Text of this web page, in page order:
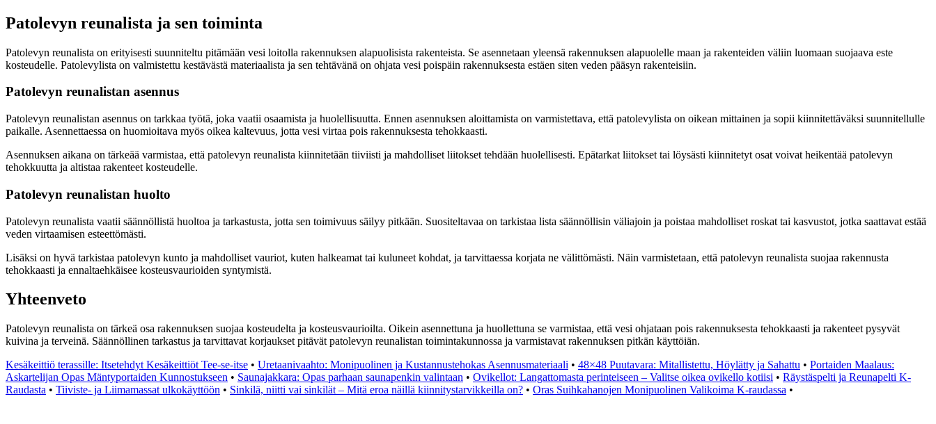
Patolevyn reunalista ja sen toiminta
Patolevyn reunalista on erityisesti suunniteltu pitämään vesi loitolla rakennuksen alapuolisista rakenteista. Se asennetaan yleensä rakennuksen alapuolelle maan ja rakenteiden väliin luomaan suojaava este
kosteudelle. Patolevylista on valmistettu kestävästä materiaalista ja sen tehtävänä on ohjata vesi poispäin rakennuksesta estäen siten veden pääsyn rakenteisiin.
Patolevyn reunalistan asennus
Patolevyn reunalistan asennus on tarkkaa työtä, joka vaatii osaamista ja huolellisuutta. Ennen asennuksen aloittamista on varmistettava, että patolevylista on oikean mittainen ja sopii kiinnitettäväksi suunnitellulle
paikalle. Asennettaessa on huomioitava myös oikea kaltevuus, jotta vesi virtaa pois rakennuksesta tehokkaasti.
Asennuksen aikana on tärkeää varmistaa, että patolevyn reunalista kiinnitetään tiiviisti ja mahdolliset liitokset tehdään huolellisesti. Epätarkat liitokset tai löysästi kiinnitetyt osat voivat heikentää patolevyn
tehokkuutta ja altistaa rakenteet kosteudelle.
Patolevyn reunalistan huolto
Patolevyn reunalista vaatii säännöllistä huoltoa ja tarkastusta, jotta sen toimivuus säilyy pitkään. Suositeltavaa on tarkistaa lista säännöllisin väliajoin ja poistaa mahdolliset roskat tai kasvustot, jotka saattavat estää
veden virtaamisen esteettömästi.
Lisäksi on hyvä tarkistaa patolevyn kunto ja mahdolliset vauriot, kuten halkeamat tai kuluneet kohdat, ja tarvittaessa korjata ne välittömästi. Näin varmistetaan, että patolevyn reunalista suojaa rakennusta
tehokkaasti ja ennaltaehkäisee kosteusvaurioiden syntymistä.
Yhteenveto
Patolevyn reunalista on tärkeä osa rakennuksen suojaa kosteudelta ja kosteusvaurioilta. Oikein asennettuna ja huollettuna se varmistaa, että vesi ohjataan pois rakennuksesta tehokkaasti ja rakenteet pysyvät
kuivina ja terveinä. Säännöllinen tarkastus ja tarvittavat korjaukset pitävät patolevyn reunalistan toimintakunnossa ja varmistavat rakennuksen pitkän käyttöiän.
Kesäkeittiö terassille: Itsetehdyt Kesäkeittiöt Tee-se-itse • Uretaanivaahto: Monipuolinen ja Kustannustehokas Asennusmateriaali • 48×48 Puutavara: Mitallistettu, Höylätty ja Sahattu • Portaiden Maalaus:
Askartelijan Opas Mäntyportaiden Kunnostukseen • Saunajakkara: Opas parhaan saunapenkin valintaan • Ovikellot: Langattomasta perinteiseen – Valitse oikea ovikello kotiisi • Räystäspelti ja Reunapelti K-
Raudasta • Tiiviste- ja Liimamassat ulkokäyttöön • Sinkilä, niitti vai sinkilät – Mitä eroa näillä kiinnitystarvikkeilla on? • Oras Suihkahanojen Monipuolinen Valikoima K-raudassa •